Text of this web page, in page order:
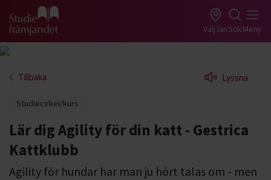
Gå till studiefrämjandets startsida Välj länSökMeny
Tillbaka Lyssna
Studiecirkel/kurs
Lär dig Agility för din katt - Gestrica
Kattklubb
Agility för hundar har man ju hört talas om - men